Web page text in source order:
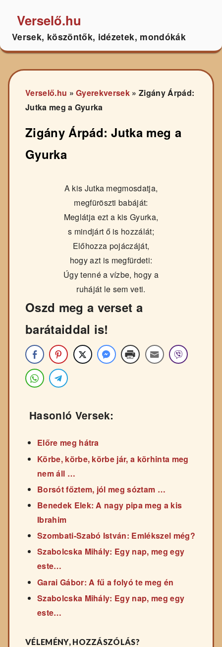
Verselő.hu
Versek, köszöntők, idézetek, mondókák
Verselő.hu »Gyerekversek » Zigány Árpád:
Jutka meg a Gyurka
Zigány Árpád: Jutka meg a
Gyurka
A kis Jutka megmosdatja,
megfüröszti babáját:
Meglátja ezt a kis Gyurka,
s mindjárt ő is hozzálát;
Előhozza pojáczáját,
hogy azt is megfürdeti:
Úgy tenné a vízbe, hogy a
ruháját le sem veti.
Oszd meg a verset a
barátaiddal is!
Hasonló Versek:
Előre meg hátra
Körbe, körbe, körbe jár, a körhinta meg
nem áll …
Borsót főztem, jól meg sóztam …
Benedek Elek: A nagy pipa meg a kis
Ibrahim
Szombati-Szabó István: Emlékszel még?
Szabolcska Mihály: Egy nap, meg egy
este…
Garai Gábor: A fű a folyó te meg én
Szabolcska Mihály: Egy nap, meg egy
este…
VÉLEMÉNY, HOZZÁSZÓLÁS?